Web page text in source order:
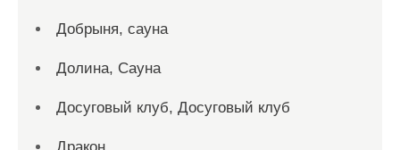
Добрыня, сауна
Долина, Сауна
Досуговый клуб, Досуговый клуб